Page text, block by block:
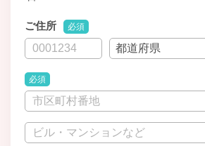
ご住所 必須
必須